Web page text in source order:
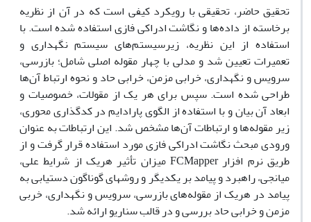
تحقیق حاضر، تحقیقی با رویکرد کیفی است که در آن از نظریه
برخاسته از داده‌ها و نگاشت ادراکی فازی استفاده‌ شده است. با
استفاده از این نظریه، زیرسیستم‌های سیستم نگهداری و
تعمیرات تعیین شد و مدلی با چهار مقوله اصلی شامل؛ بازرسی،
سرویس و نگهداری، خرابی مزمن، خرابی حاد و نحوه ارتباط آن‌ها
طراحی شده است. سپس برای هر یک از مقولات، خصوصیات و
ابعاد آن بیان و با استفاده از الگوی پارادایم در کدگذاری محوری،
زیر مقوله‌ها و ارتباطات آن‌ها مشخص شد. این ارتباطات به عنوان
ورودی مبحث نگاشت ادراکی فازی مورد استفاده قرار گرفت و از
طریق نرم افزار FCMapper میزان تأثیر هریک از شرایط علی،
میانجی، راهبرد و پیامد بر یکدیگر و روشهای گوناگون دستیابی به
پیامد در هریک از مقوله‌های بازرسی، سرویس و نگهداری، خربی
مزمن و خرابی حاد بررسی و در قالب سناریو ارائه شد.